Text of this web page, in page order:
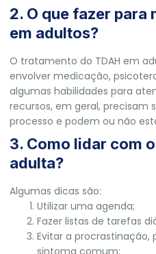
2. O que fazer para
em adultos?
O tratamento do TDAH em
envolver medicação,
algumas habilidades para
recursos, em geral, precisam
processo e podem ou não
3. Como lidar com
adulta?
Algumas dicas são:
Utilizar uma agenda;
Fazer listas de tarefas
Evitar a